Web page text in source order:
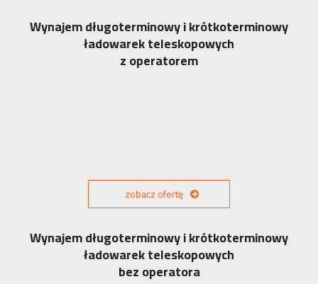
Wynajem długoterminowy i krótkoterminowy
ładowarek teleskopowych
z operatorem
zobacz ofertę
Wynajem długoterminowy i krótkoterminowy
ładowarek teleskopowych
bez operatora